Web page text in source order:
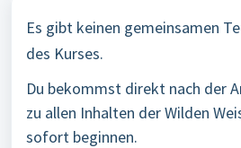
Es gibt keinen gemeinsamen
des Kurses.
Du bekommst direkt nach der
zu allen Inhalten derWilden
sofort beginnen.